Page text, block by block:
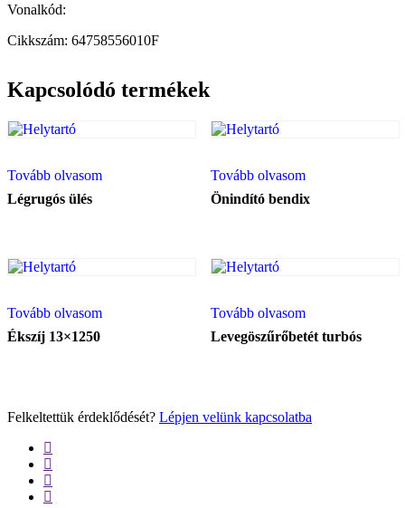
Vonalkód:
Cikkszám: 64758556010F
Kapcsolódó termékek
Tovább olvasom
Légrugós ülés
Tovább olvasom
Önindító bendix
Tovább olvasom
Ékszíj 13×1250
Tovább olvasom
Levegöszűrőbetét turbós
Felkeltettük érdeklődését? Lépjen velünk kapcsolatba
twitter
facebook
google-
plus
yelp